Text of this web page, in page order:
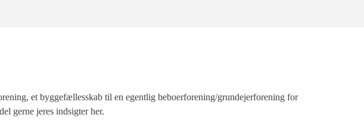
et byggefællesskab til en egentlig beboerforening/grundejerforening for
gerne jeres indsigter her.